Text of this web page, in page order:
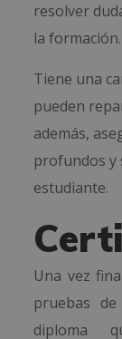
resolver
la formación.
Tiene una
pueden
además,
profundos y
estudiante.
Una vez
pruebas
diploma